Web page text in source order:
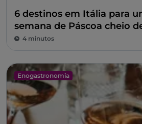
6 destinos em Itália para
semana de Páscoa cheio
adrenalina
4 minutos
Enogastronomia